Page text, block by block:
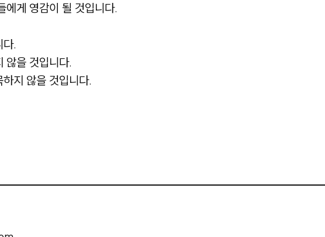
에게 영감이 될 것입니다.
.
않을 것입니다.
지 않을 것입니다.